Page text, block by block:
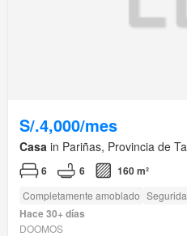
S/.4,000/mes
Casa in Pariñas, Provincia de
6 6 160 m²
Completamente amoblado
Hace 30+ días
DOOMOS